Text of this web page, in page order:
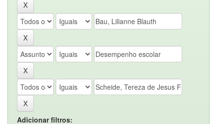
Adicionar filtros: